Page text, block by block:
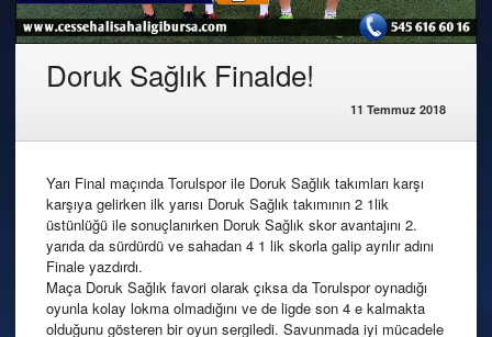
Doruk Sağlık Finalde!
11 Temmuz 2018
Yarı Final maçında Torulspor ile Doruk Sağlık takımları karşı
karşıya gelirken ilk yarısı Doruk Sağlık takımının 2 1lik
üstünlüğü ile sonuçlanırken Doruk Sağlık skor avantajını 2.
yarıda da sürdürdü ve sahadan 4 1 lik skorla galip ayrılır adını
Finale yazdırdı.
Maça Doruk Sağlık favori olarak çıksa da Torulspor oynadığı
oyunla kolay lokma olmadığını ve de ligde son 4 e kalmakta
olduğunu gösteren bir oyun sergiledi. Savunmada iyi mücadele